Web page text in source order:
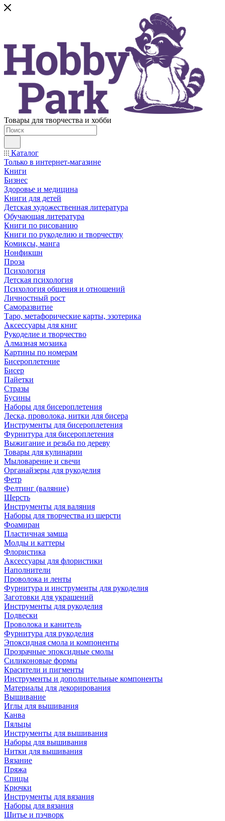
Товары для творчества и хобби
Каталог
Только в интернет-магазине
Книги
Бизнес
Здоровье и медицина
Книги для детей
Детская художественная литература
Обучающая литература
Книги по рисованию
Книги по рукоделию и творчеству
Комиксы, манга
Нонфикшн
Проза
Психология
Детская психология
Психология общения и отношений
Личностный рост
Саморазвитие
Таро, метафорические карты, эзотерика
Аксессуары для книг
Рукоделие и творчество
Алмазная мозаика
Картины по номерам
Бисероплетение
Бисер
Пайетки
Стразы
Бусины
Наборы для бисероплетения
Леска, проволока, нитки для бисера
Инструменты для бисероплетения
Фурнитура для бисероплетения
Выжигание и резьба по дереву
Товары для кулинарии
Мыловарение и свечи
Органайзеры для рукоделия
Фетр
Фелтинг (валяние)
Шерсть
Инструменты для валяния
Наборы для творчества из шерсти
Фоамиран
Пластичная замша
Молды и каттеры
Флористика
Аксессуары для флористики
Наполнители
Проволока и ленты
Фурнитура и инструменты для рукоделия
Заготовки для украшений
Инструменты для рукоделия
Подвески
Проволока и канитель
Фурнитура для рукоделия
Эпоксидная смола и компоненты
Прозрачные эпоксидные смолы
Силиконовые формы
Красители и пигменты
Инструменты и дополнительные компоненты
Материалы для декорирования
Вышивание
Иглы для вышивания
Канва
Пяльцы
Инструменты для вышивания
Наборы для вышивания
Нитки для вышивания
Вязание
Пряжа
Спицы
Крючки
Инструменты для вязания
Наборы для вязания
Шитье и пэчворк